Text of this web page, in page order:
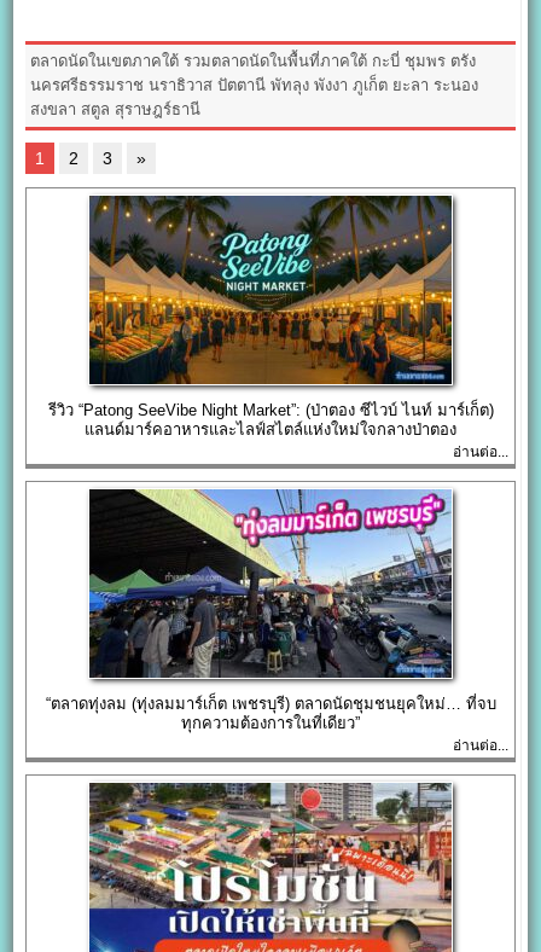
ตลาดนัดในเขตภาคใต้ รวมตลาดนัดในพื้นที่ภาคใต้ กะบี่ ชุมพร ตรัง
นครศรีธรรมราช นราธิวาส ปัตตานี พัทลุง พังงา ภูเก็ต ยะลา ระนอง
สงขลา สตูล สุราษฎร์ธานี
1 2 3 »
รีวิว “Patong SeeVibe Night Market”: (ป่าตอง ซีไวบ์ ไนท์ มาร์เก็ต)
แลนด์มาร์คอาหารและไลฟ์สไตล์แห่งใหม่ใจกลางป่าตอง
อ่านต่อ...
“ตลาดทุ่งลม (ทุ่งลมมาร์เก็ต เพชรบุรี) ตลาดนัดชุมชนยุคใหม่… ที่จบ
ทุกความต้องการในที่เดียว”
อ่านต่อ...